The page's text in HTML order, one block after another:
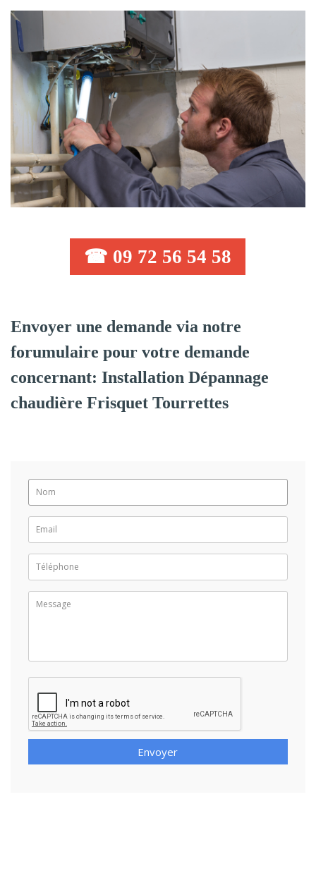
☎ 09 72 56 54 58
Envoyer une demande via notre
forumulaire pour votre demande
concernant: Installation Dépannage
chaudière Frisquet Tourrettes
Envoyer